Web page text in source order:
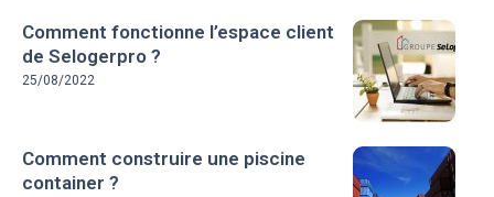
Comment fonctionne l’espace client
de Selogerpro ?
25/08/2022
Comment construire une piscine
container ?